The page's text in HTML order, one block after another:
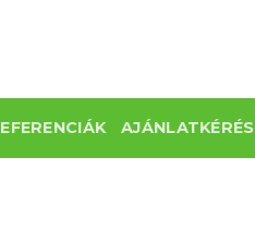
AJÁNLATKÉRÉS